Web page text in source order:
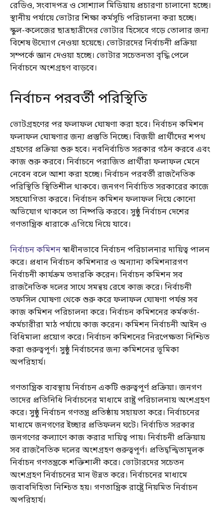
রেডিও, সংবাদপত্র ও সোশ্যাল মিডিয়ায় প্রচারণা চালানো হচ্ছে।
স্থানীয় পর্যায়ে ভোটার শিক্ষা কর্মসূচি পরিচালনা করা হচ্ছে।
স্কুল-কলেজের ছাত্রছাত্রীদের ভোটার হিসেবে গড়ে তোলার জন্য
বিশেষ উদ্যোগ নেওয়া হয়েছে। ভোটারদের নির্বাচনী প্রক্রিয়া
সম্পর্কে জ্ঞান দেওয়া হচ্ছে। ভোটার সচেতনতা বৃদ্ধি পেলে
নির্বাচনে অংশগ্রহণ বাড়বে।
নির্বাচন পরবর্তী পরিস্থিতি
ভোটগ্রহণের পর ফলাফল ঘোষণা করা হবে। নির্বাচন কমিশন
ফলাফল ঘোষণার জন্য প্রস্তুতি নিচ্ছে। বিজয়ী প্রার্থীদের শপথ
গ্রহণের প্রক্রিয়া শুরু হবে। নবনির্বাচিত সরকার গঠন করবে এবং
কাজ শুরু করবে। নির্বাচনে পরাজিত প্রার্থীরা ফলাফল মেনে
নেবেন বলে আশা করা হচ্ছে। নির্বাচন পরবর্তী রাজনৈতিক
পরিস্থিতি স্থিতিশীল থাকবে। জনগণ নির্বাচিত সরকারের কাজে
সহযোগিতা করবে। নির্বাচন কমিশন ফলাফল নিয়ে কোনো
অভিযোগ থাকলে তা নিষ্পত্তি করবে। সুষ্ঠু নির্বাচন দেশের
গণতান্ত্রিক ধারাকে এগিয়ে নিয়ে যাবে।
নির্বাচন কমিশনস্বাধীনভাবে নির্বাচন পরিচালনার দায়িত্ব পালন
করে। প্রধান নির্বাচন কমিশনার ও অন্যান্য কমিশনারগণ
নির্বাচনী কার্যক্রম তদারকি করেন। নির্বাচন কমিশন সব
রাজনৈতিক দলের সাথে সমন্বয় রেখে কাজ করে। নির্বাচনী
তফসিল ঘোষণা থেকে শুরু করে ফলাফল ঘোষণা পর্যন্ত সব
কাজ কমিশন পরিচালনা করে। নির্বাচন কমিশনের কর্মকর্তা-
কর্মচারীরা মাঠ পর্যায়ে কাজ করেন। কমিশন নির্বাচনী আইন ও
বিধিমালা প্রয়োগ করে। নির্বাচন কমিশনের নিরপেক্ষতা নিশ্চিত
করা গুরুত্বপূর্ণ। সুষ্ঠু নির্বাচনের জন্য কমিশনের ভূমিকা
অপরিহার্য।
গণতান্ত্রিক ব্যবস্থায় নির্বাচন একটি গুরুত্বপূর্ণ প্রক্রিয়া। জনগণ
তাদের প্রতিনিধি নির্বাচনের মাধ্যমে রাষ্ট্র পরিচালনায় অংশগ্রহণ
করে। সুষ্ঠু নির্বাচন গণতন্ত্র প্রতিষ্ঠায় সহায়তা করে। নির্বাচনের
মাধ্যমে জনগণের ইচ্ছার প্রতিফলন ঘটে। নির্বাচিত সরকার
জনগণের কল্যাণে কাজ করার দায়িত্ব পায়। নির্বাচনী প্রক্রিয়ায়
সব রাজনৈতিক দলের অংশগ্রহণ গুরুত্বপূর্ণ। প্রতিদ্বন্দ্বিতামূলক
নির্বাচন গণতন্ত্রকে শক্তিশালী করে। ভোটারদের সচেতন
অংশগ্রহণ নির্বাচনের মান উন্নত করে। নির্বাচনের মাধ্যমে
জবাবদিহিতা নিশ্চিত হয়। গণতান্ত্রিক রাষ্ট্রে নিয়মিত নির্বাচন
অপরিহার্য।